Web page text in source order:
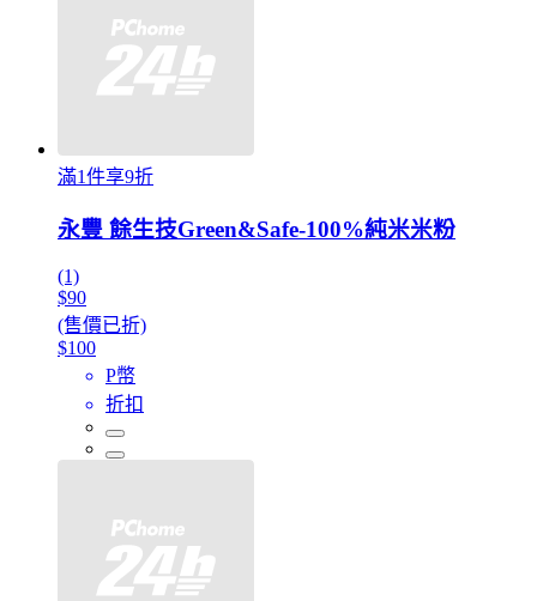
滿1件享9折
永豐 餘生技Green&Safe-100%純米米粉
(1)
$90
(售價已折)
$100
P幣
折扣